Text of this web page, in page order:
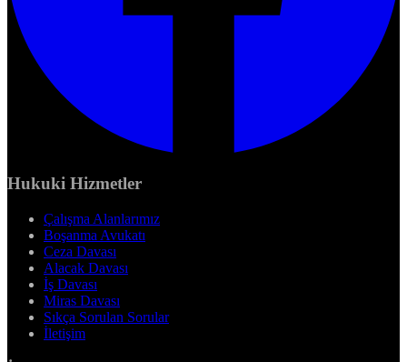
Hukuki Hizmetler
Çalışma Alanlarımız
Boşanma Avukatı
Ceza Davası
Alacak Davası
İş Davası
Miras Davası
Sıkça Sorulan Sorular
İletişim